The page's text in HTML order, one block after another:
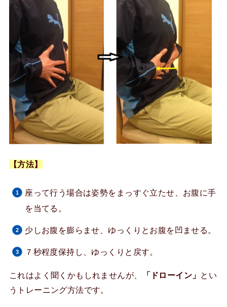
【方法】
座って行う場合は姿勢をまっすぐ立たせ、お腹に手
を当てる。
少しお腹を膨らませ、ゆっくりとお腹を凹ませる。
７秒程度保持し、ゆっくりと戻す。
これはよく聞くかもしれませんが、 「ドローイン」 とい
うトレーニング方法です。